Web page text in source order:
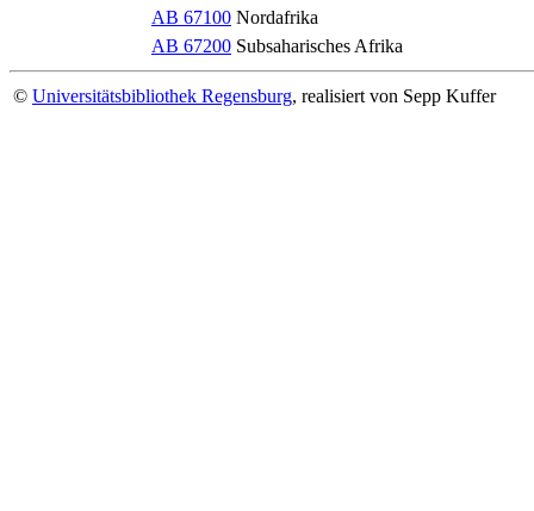
AB 67100 Nordafrika
AB 67200 Subsaharisches Afrika
© Universitätsbibliothek Regensburg, realisiert von Sepp Kuffer